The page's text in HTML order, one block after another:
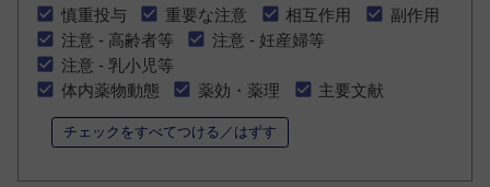
慎重投与
重要な注意 相互作用
副作用
注意 - 高齢者等
注意 - 妊産婦等
注意 - 乳小児等
体内薬物動態
薬効・薬理 主要文献
チェックをすべてつける／はずす